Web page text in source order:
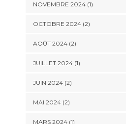
NOVEMBRE 2024(1)
OCTOBRE 2024(2)
AOÛT 2024(2)
JUILLET 2024(1)
JUIN 2024(2)
MAI 2024(2)
MARS 2024(1)